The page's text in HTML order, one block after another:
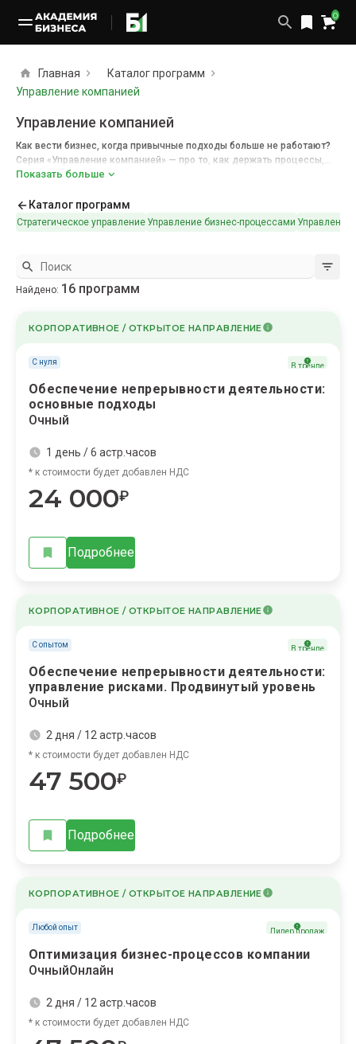
0
Главная
Каталог программ
Управление компанией
Управление компанией
Как вести бизнес, когда привычные подходы больше не работают?
Серия «Управление компанией» — про то, как держать процессы,
риски и развитие под контролем. В программе — курсы
бизнес-процессам. Всё, чтобы управлять компанией осознанно,
в условиях перемен и роста ожиданий.
Показать больше
Каталог программ
Стратегическое управление Управление бизнес-процессами Управление
Найдено: 16 программ
КОРПОРАТИВНОЕ / ОТКРЫТОЕ НАПРАВЛЕНИЕ
С нуля В тренде
Обеспечение непрерывности деятельности:
основные подходы
Очный
1 день / 6 астр.часов
* к стоимости будет добавлен НДС
24 000₽
Подробнее
КОРПОРАТИВНОЕ / ОТКРЫТОЕ НАПРАВЛЕНИЕ
С опытом В тренде
Обеспечение непрерывности деятельности:
управление рисками. Продвинутый уровень
Очный
2 дня / 12 астр.часов
* к стоимости будет добавлен НДС
47 500₽
Подробнее
КОРПОРАТИВНОЕ / ОТКРЫТОЕ НАПРАВЛЕНИЕ
Любой опыт Лидер продаж
Оптимизация бизнес-процессов компании
ОчныйОнлайн
2 дня / 12 астр.часов
* к стоимости будет добавлен НДС